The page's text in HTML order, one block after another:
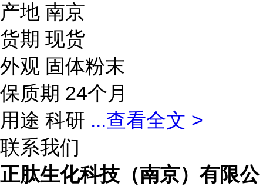
产地 南京
货期 现货
外观 固体粉末
保质期 24个月
用途 科研 ...查看全文 >
联系我们
正肽生化科技（南京）有限公